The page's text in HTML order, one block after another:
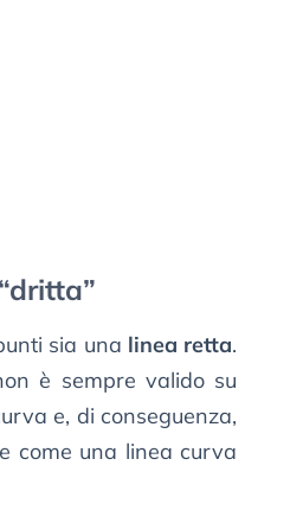
sia una linea retta.
è sempre valido su
e, di conseguenza,
come una linea curva